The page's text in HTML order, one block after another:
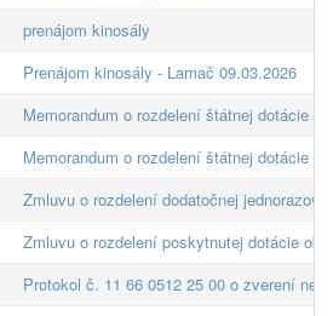
prenájom kinosály
Prenájom kinosály - Lamač 09.03.2026
Memorandum o rozdelení štátnej dotácie
Memorandum o rozdelení štátnej dotácie
Zmluvu o rozdelení dodatočnej
Zmluvu o rozdelení poskytnutej dotácie
Protokol č. 11 66 0512 25 00 o zverení